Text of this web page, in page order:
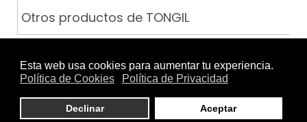
Otros productos de TONGIL